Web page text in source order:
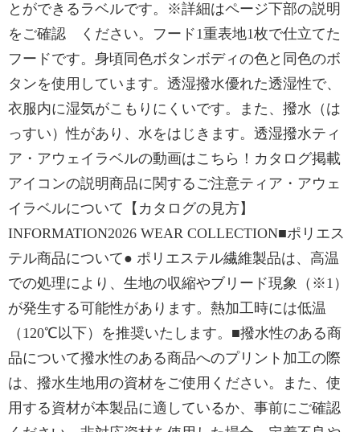
とができるラベルです。※詳細はページ下部の説明
をご確認 ください。フード1重表地1枚で仕立てた
フードです。身頃同色ボタンボディの色と同色のボ
タンを使用しています。透湿撥水優れた透湿性で、
衣服内に湿気がこもりにくいです。また、撥水（は
っすい）性があり、水をはじきます。透湿撥水ティ
ア・アウェイラベルの動画はこちら！カタログ掲載
アイコンの説明商品に関するご注意ティア・アウェ
イラベルについて【カタログの見方】
INFORMATION2026 WEAR COLLECTION■ポリエス
テル商品について● ポリエステル繊維製品は、高温
での処理により、生地の収縮やブリード現象（※1）
が発生する可能性があります。熱加工時には低温
（120℃以下）を推奨いたします。■撥水性のある商
品について撥水性のある商品へのプリント加工の際
は、撥水生地用の資材をご使用ください。また、使
用する資材が本製品に適しているか、事前にご確認